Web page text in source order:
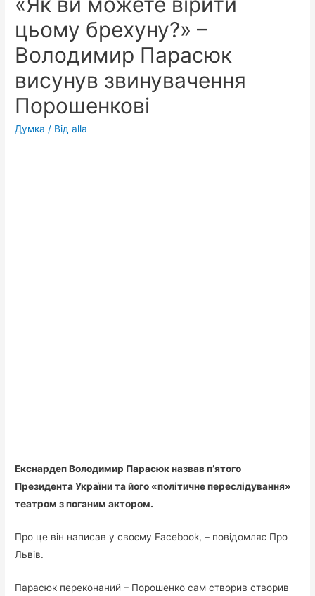
цьому брехуну?» –
Володимир Парасюк
висунув звинувачення
Порошенкові
Думка / Відalla
Екснардеп Володимир Парасюк назвав п’ятого
Президента України та його «політичне переслідування»
театром з поганим актором.
Про це він написав у своєму Facebook, – повідомляє Про
Львів.
Парасюк переконаний – Порошенко сам створив створив